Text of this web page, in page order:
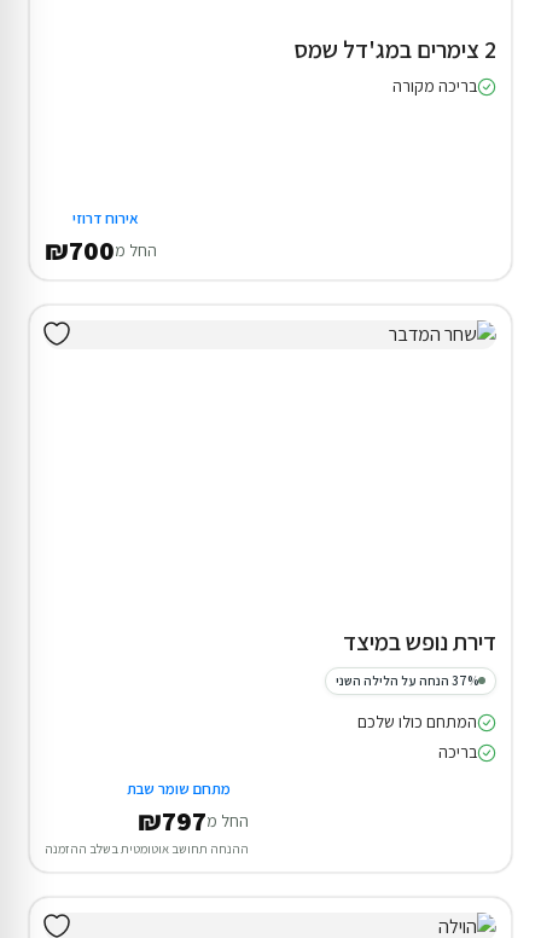
2 צימרים במג'דל שמס
בריכה מקורה
אירוח דרוזי
החל מ₪700
דירת נופש במיצד
37% הנחה על הלילה השני
המתחם כולו שלכם
בריכה
מתחם שומר שבת
החל מ₪797
ההנחה תחושב אוטומטית בשלב ההזמנה